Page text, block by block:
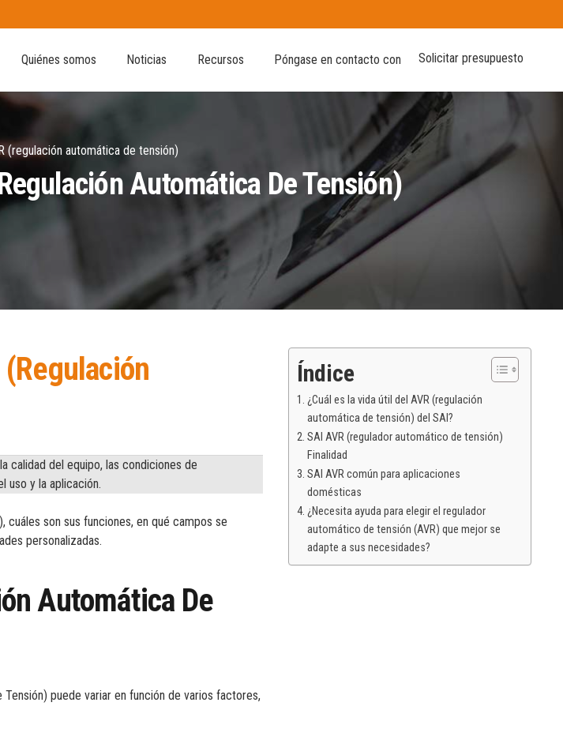
Quiénes somos Noticias Recursos Póngase en contacto con Solicitar presupuesto
(regulación automática de tensión)
Automática De Tensión)
(regulación
calidad del equipo, las condiciones de
uso y la aplicación.
cuáles son sus funciones, en qué campos se
personalizadas.
Automática De
puede variar en función de varios factores,
Índice
¿Cuál es la vida útil del AVR (regulación
automática de tensión) del SAI?
SAI AVR (regulador automático de tensión)
Finalidad
SAI AVR común para aplicaciones
domésticas
¿Necesita ayuda para elegir el regulador
automático de tensión (AVR) que mejor se
adapte a sus necesidades?